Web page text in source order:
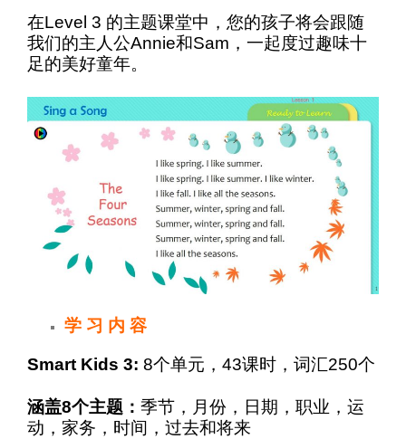
在Level 3 的主题课堂中，您的孩子将会跟随
我们的主人公Annie和Sam ，一起度过趣味十
足的美好童年。
学 习 内 容
Smart Kids 3: 8个单元，43课时，词汇250个
涵盖8个主题： 季节，月份，日期，职业，运
动，家务，时间，过去和将来